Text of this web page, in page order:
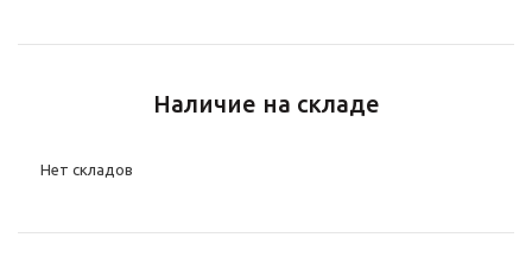
Наличие на складе
Нет складов